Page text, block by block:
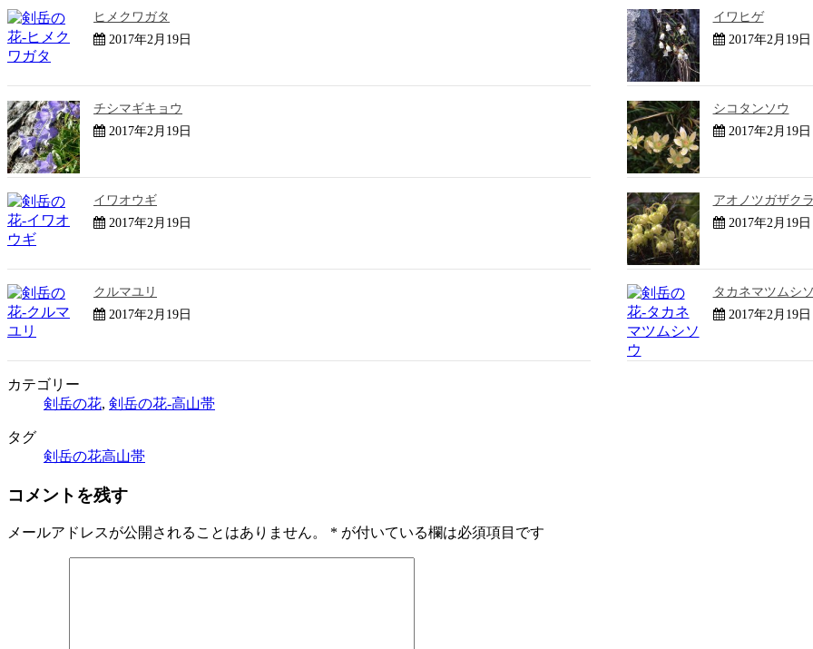
ヒメクワガタ
2017年2月19日
イワヒゲ
2017年2月19日
チシマギキョウ
2017年2月19日
シコタンソウ
2017年2月19日
イワオウギ
2017年2月19日
アオノツガザク
2017年2月19日
クルマユリ
2017年2月19日
タカネマツムシ
2017年2月19日
カテゴリー
剣岳の花, 剣岳の花-高山帯
タグ
剣岳の花高山帯
コメントを残す
メールアドレスが公開されることはありません。 * が付いている欄は必須項目です